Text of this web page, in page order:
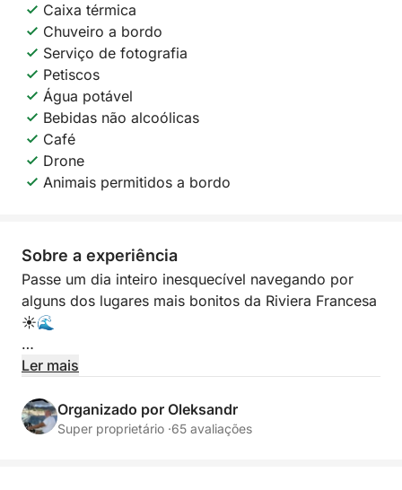
Caixa térmica
Chuveiro a bordo
Serviço de fotografia
Petiscos
Água potável
Bebidas não alcoólicas
Café
Drone
Animais permitidos a bordo
Sobre a experiência
Passe um dia inteiro inesquecível navegando por
alguns dos lugares mais bonitos da Riviera Francesa
☀️🌊
Partindo de Cannes, esta experiência privativa leva
dos Bilionários em Cap d’Antibes e ao charmoso
litoral de Théoule-sur-Mer ✨ Descubra águas
Ler mais
Organizado por Oleksandr
Super proprietário ·65 avaliações